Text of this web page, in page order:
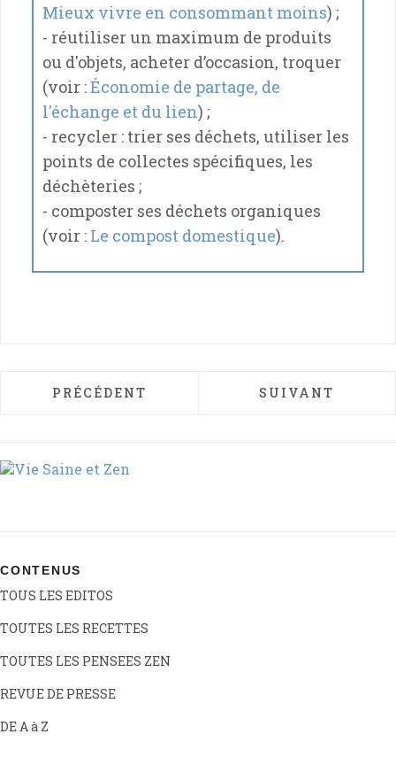
Mieux vivre en consommant moins) ;
- réutiliser un maximum de produits
ou d'objets, acheter d’occasion, troquer
(voir :Économie de partage, de
l'échange et du lien) ;
- recycler : trier ses déchets, utiliser les
points de collectes spécifiques, les
déchèteries ;
- composter ses déchets organiques
(voir : Le compost domestique).
ARTICLE PRÉCÉDENT : ALLER VERS LA
PRÉCÉDENT ARTICLE
SUIVANT
CONTENUS
TOUS LES EDITOS
TOUTES LES RECETTES
TOUTES LES PENSEES ZEN
REVUE DE PRESSE
DE A à Z